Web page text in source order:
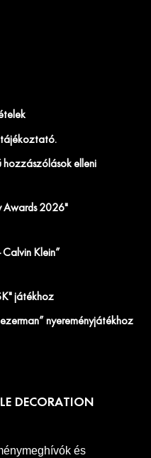
tájékoztató.
hozzászólások elleni
Awards 2026"
Calvin Klein”
játékhoz
nyereményjátékhoz
DECORATION
és